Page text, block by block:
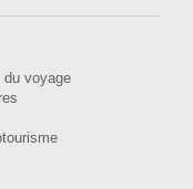
du voyage